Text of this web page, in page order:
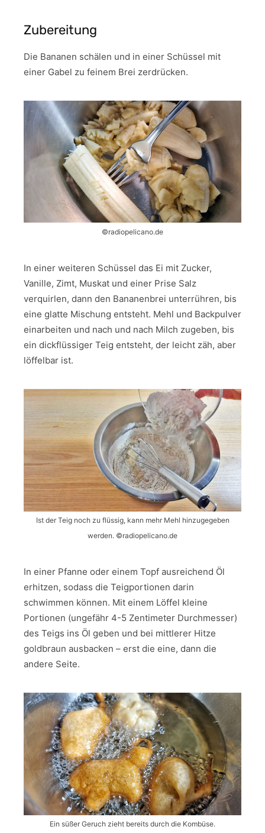
Zubereitung
Die Bananen schälen und in einer Schüssel mit
einer Gabel zu feinem Brei zerdrücken.
©radiopelicano.de
In einer weiteren Schüssel das Ei mit Zucker,
Vanille, Zimt, Muskat und einer Prise Salz
verquirlen, dann den Bananenbrei unterrühren, bis
eine glatte Mischung entsteht. Mehl und Backpulver
einarbeiten und nach und nach Milch zugeben, bis
ein dickflüssiger Teig entsteht, der leicht zäh, aber
löffelbar ist.
Ist der Teig noch zu flüssig, kann mehr Mehl hinzugegeben
werden. ©radiopelicano.de
In einer Pfanne oder einem Topf ausreichend Öl
erhitzen, sodass die Teigportionen darin
schwimmen können. Mit einem Löffel kleine
Portionen (ungefähr 4-5 Zentimeter Durchmesser)
des Teigs ins Öl geben und bei mittlerer Hitze
goldbraun ausbacken – erst die eine, dann die
andere Seite.
Ein süßer Geruch zieht bereits durch die Kombüse.